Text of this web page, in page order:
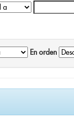
En orden